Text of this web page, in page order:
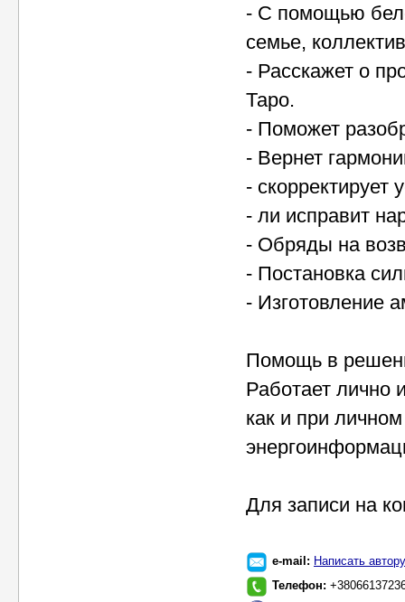
- С помощью
семье,
- Расскажет о
Таро.
- Поможет
- Вернет
- скорректирует
- ли исправит
- Обряды на
- Постановка
- Изготовление
Помощь в
Работает лично
как и при
Для записи на
e-mail: Написать автору
Телефон: